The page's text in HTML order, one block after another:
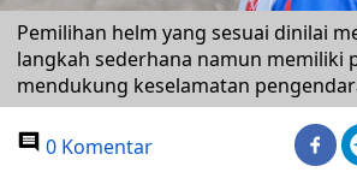
Pemilihan helm yang sesuai dinilai
langkah sederhana namun memiliki
mendukung keselamatan
0 Komentar